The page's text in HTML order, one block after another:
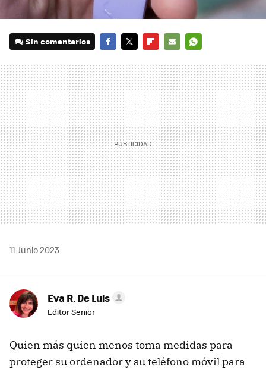
Sin comentarios
MAIL
11 Junio 2023
Eva R. De Luis
Editor Senior
Quien más quien menos toma medidas para
proteger su ordenador y su teléfono móvil para